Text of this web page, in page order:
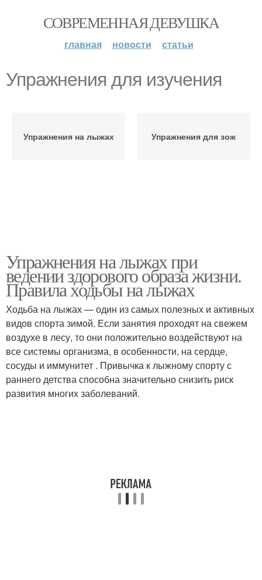
СОВРЕМЕННАЯ ДЕВУШКА
главная новости статьи
Упражнения для изучения
Упражнения на лыжах Упражнения для зож
Упражнения на лыжах при
ведении здорового образа жизни.
Правила ходьбы на лыжах
Ходьба на лыжах — один из самых полезных и активных
видов спорта зимой. Если занятия проходят на свежем
воздухе в лесу, то они положительно воздействуют на
все системы организма, в особенности, на сердце,
сосуды и иммунитет . Привычка к лыжному спорту с
раннего детства способна значительно снизить риск
развития многих заболеваний.